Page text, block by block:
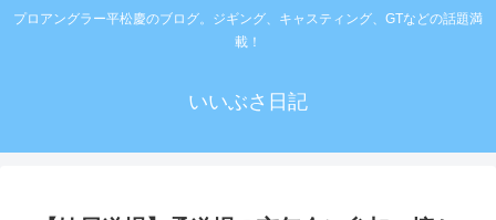
プロアングラー平松慶のブログ。ジギング、キャスティング、GTなどの話題満
載！
いいぶさ日記